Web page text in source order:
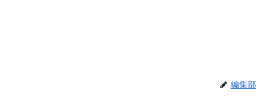
編集部